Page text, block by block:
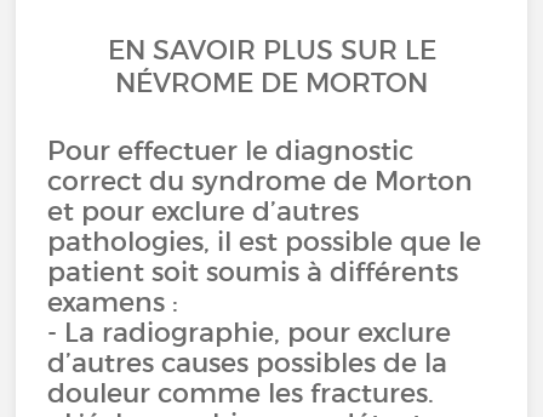
EN SAVOIR PLUS SUR LE
NÉVROME DE MORTON
Pour effectuer le diagnostic
correct du syndrome de Morton
et pour exclure d’autres
pathologies, il est possible que le
patient soit soumis à différents
examens :
- La radiographie, pour exclure
d’autres causes possibles de la
douleur comme les fractures.